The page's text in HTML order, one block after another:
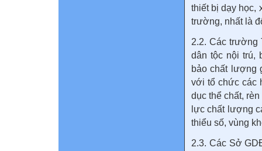
thiết bị dạy học,
trường, nhất là
2.2. Các trường
dân tộc nội trú,
bảo chất lượng
với tổ chức các
dục thể chất,
lực chất lượng
thiểu số, vùng
2.3. Các Sở